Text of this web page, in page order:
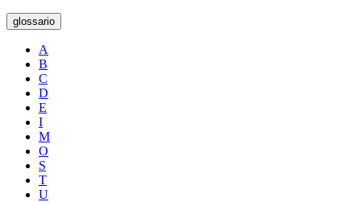
glossario
A
B
C
D
E
I
M
O
S
T
U